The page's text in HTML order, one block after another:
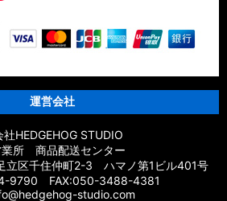
運営会社
社HEDGEHOG STUDIO
業所 商品配送センター
区千住仲町2-3 ハマノ第1ビル401号
9790 FAX:050-3488-4381
studio.com